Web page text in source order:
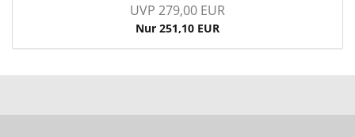
UVP 279,00 EUR
Nur 251,10 EUR